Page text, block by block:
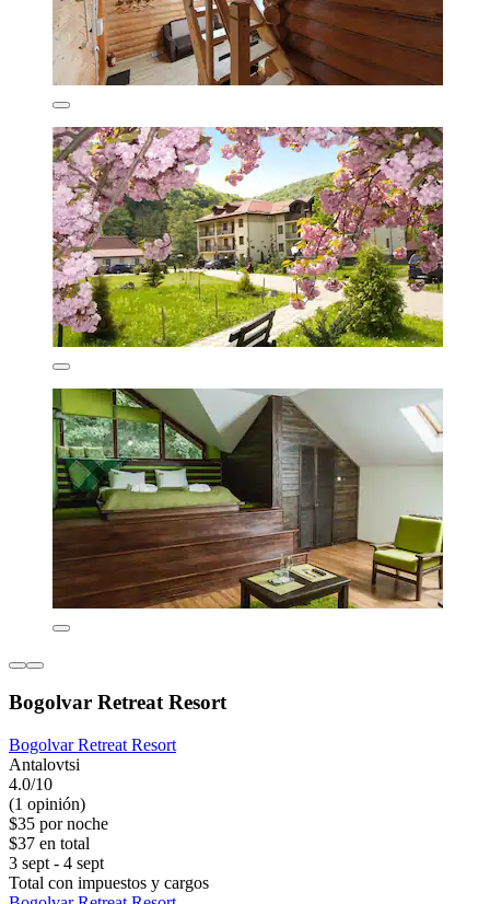
Bogolvar Retreat Resort
Bogolvar Retreat Resort
Antalovtsi
4.0/10
(1 opinión)
$35 por noche
$37 en total
3 sept - 4 sept
Total con impuestos y cargos